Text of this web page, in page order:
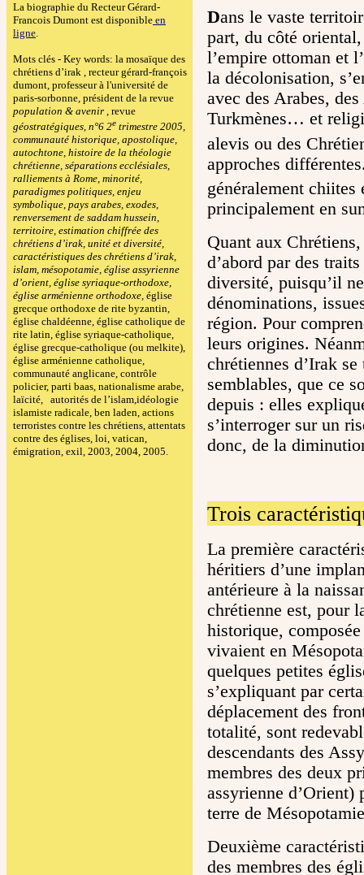
La biographie du Recteur Gérard-
Francois Dumont est disponible en
ligne.
Mots clés - Key words: la mosaïque des
chrétiens d’irak , recteur gérard-françois
dumont, professeur à l'université de
paris-sorbonne, président de la revue
population & avenir , revue
géostratégiques, n°6 2e trimestre 2005,
communauté historique, apostolique,
autochtone, histoire de la théologie
chrétienne, séparations ecclésiales,
ralliements à Rome, minorité,
paradigmes politiques, enjeu
symbolique, pays arabes, exodes,
renversement de saddam hussein,
territoire, estimation chiffrée des
chrétiens d’irak, unité et diversité,
caractéristiques des chrétiens d’irak,
islam, mésopotamie, église assyrienne
d’orient, église syriaque-orthodoxe,
église arménienne orthodoxe, église
grecque orthodoxe de rite byzantin,
église chaldéenne, église catholique de
rite latin, église syriaque-catholique,
église grecque-catholique (ou melkite),
église arménienne catholique,
communauté anglicane, contrôle
policier, parti baas, nationalisme arabe,
laïcité, autorités de l’islam,idéologie
islamiste radicale, ben laden, actions
terroristes contre les chrétiens, attentats
contre des églises, loi, vatican,
émigration, exil, 2003, 2004, 2005.
Dans le vaste
part, du côté
l’empire ottoman et
la décolonisation,
avec des Arabes,
Turkmènes… et
alevis ou des
approches
généralement chiites
principalement en
Quant aux
d’abord par des
diversité, puisqu’il
dénominations,
région. Pour
leurs origines.
chrétiennes d’Irak
semblables, que ce
depuis : elles
s’interroger sur un
donc, de la
Trois
La première
héritiers d’une
antérieure à la
chrétienne est, pour
historique,
vivaient en
quelques petites
s’expliquant par
déplacement des
totalité, sont
descendants des
membres des deux
assyrienne
terre de
Deuxième
des membres des